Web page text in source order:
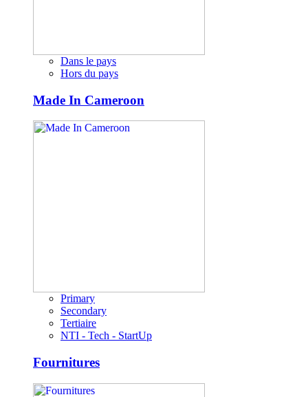
Dans le pays
Hors du pays
Made In Cameroon
Primary
Secondary
Tertiaire
NTI - Tech - StartUp
Fournitures